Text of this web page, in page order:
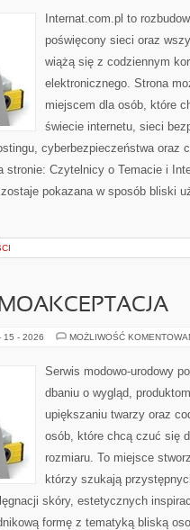
Internat.com.pl to
poświęcony sieci oraz
wiążą się z codziennym
elektronicznego. Strona
miejscem dla osób, które
świecie internetu, sieci
cyberbezpieczeństwa oraz
stronie: Czytelnicy o Temacie i
pokazana w sposób bliski
15 - 2026 MOŻLIWOŚĆ
Serwis modowo-urodowy
dbaniu o wygląd,
upiększaniu twarzy oraz
osób, które chcą czuć się
rozmiaru. To miejsce
którzy szukają
skóry, estetycznych
formę z tematyką bliską